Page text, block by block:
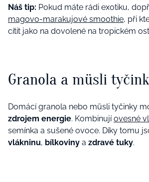
Náš tip: Pokud máte rádi exotiku,
magovo-marakujové smoothie, při
cítit jako na dovolené na tropickém
Granola a müsli
Domácí granola nebo müsli tyčinky
zdrojem energie. Kombinujíovesné
semínka a sušené ovoce. Díky tomu
vlákninu, bílkoviny a zdravé tuky.